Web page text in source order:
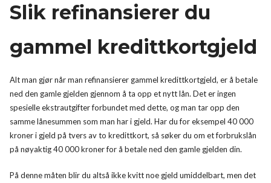
Slik refinansierer du
gammel kredittkortgjeld
Alt man gjør når man refinansierer gammel kredittkortgjeld, er å betale
ned den gamle gjelden gjennom å ta opp et nytt lån. Det er ingen
spesielle ekstrautgifter forbundet med dette, og man tar opp den
samme lånesummen som man har i gjeld. Har du for eksempel 40 000
kroner i gjeld på tvers av to kredittkort, så søker du om et forbrukslån
på nøyaktig 40 000 kroner for å betale ned den gamle gjelden din.
På denne måten blir du altså ikke kvitt noe gjeld umiddelbart, men det